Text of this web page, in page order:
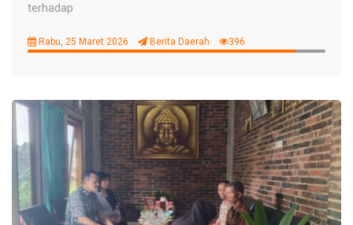
terhadap
Rabu, 25 Maret 2026 Berita Daerah 396